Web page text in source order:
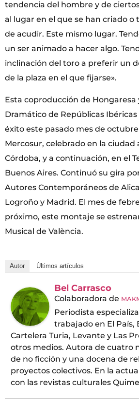
tendencia del hombre y de
al lugar en el que se han criado
de acudir. Este mismo lugar.
un ser animado a hacer algo.
inclinación del toro a preferir un
de la plaza en el que fijarse».
Esta coproducción de Hongaresa
Dramático de Repúblicas
éxito este pasado mes de
Mercosur, celebrado en la ciudad
Córdoba, y a continuación, en el
Buenos Aires. Continuó su gira
Autores Contemporáneos de
Logroño y Madrid. El mes de
próximo, este montaje se
Musical de València.
Autor Últimos artículos
Bel Carrasco
Colaboradora de
Periodista
trabajado en El País,
Cartelera Turia, Levante y Las
otros medios. Autora de cuatro
de no ficción y una docena de
proyectos colectivos. En la
con las revistas culturales